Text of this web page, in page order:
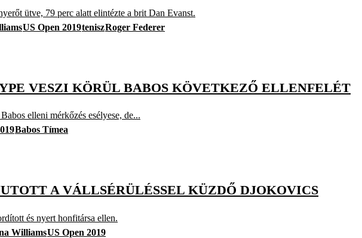
ütve, 79 perc alatt elintézte a brit Dan Evanst.
US Open 2019teniszRoger Federer
VESZI KÖRÜL BABOS KÖVETKEZŐ ELLENFELÉT
elleni mérkőzés esélyese, de...
Babos Tímea
A VÁLLSÉRÜLÉSSEL KÜZDŐ DJOKOVICS
és nyert honfitársa ellen.
WilliamsUS Open 2019